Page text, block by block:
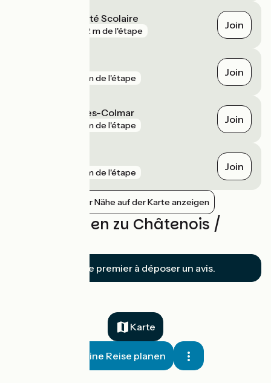
Ingersheim - Cité Scolaire
492 m de l'étape Join
2 km de l'étape Join
Herrlisheim-près-Colmar
2 km de l'étape Join
2 km de l'étape Join
Bahnhöfe in der Nähe auf der Karte anzeigen
Bewertungen zu Châtenois /
Soyez le premier à déposer un avis.
Karte
Meine Reise planen